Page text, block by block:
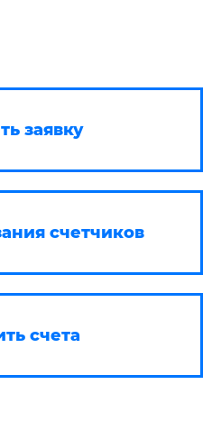
заявку
счетчиков
счета